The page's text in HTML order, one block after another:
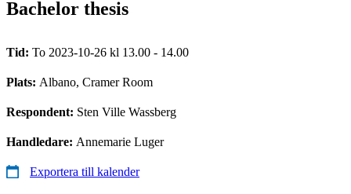
Bachelor thesis
Tid: To 2023-10-26 kl 13.00 - 14.00
Plats: Albano, Cramer Room
Respondent: Sten Ville Wassberg
Handledare: Annemarie Luger
Exportera till kalender